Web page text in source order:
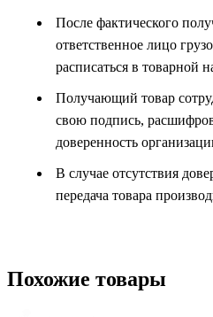
После фактического
ответственное лицо
расписаться в товарной
Получающий товар
свою подпись,
доверенность
В случае отсутствия
передача товара
Похожие товары